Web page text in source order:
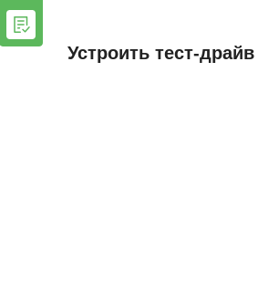
Устроить тест-